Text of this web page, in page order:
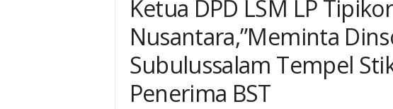
Ketua DPD LSM LP Tipikor
Nusantara,”Meminta
Subulussalam Tempel
Penerima BST